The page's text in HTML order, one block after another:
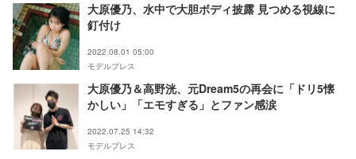
大原優乃、水中で大胆ボディ披露 見つめる視線に
釘付け
2022.08.01 05:00
モデルプレス
大原優乃＆高野洸、元Dream5の再会に「ドリ5懐
かしい」「エモすぎる」とファン感涙
2022.07.25 14:32
モデルプレス